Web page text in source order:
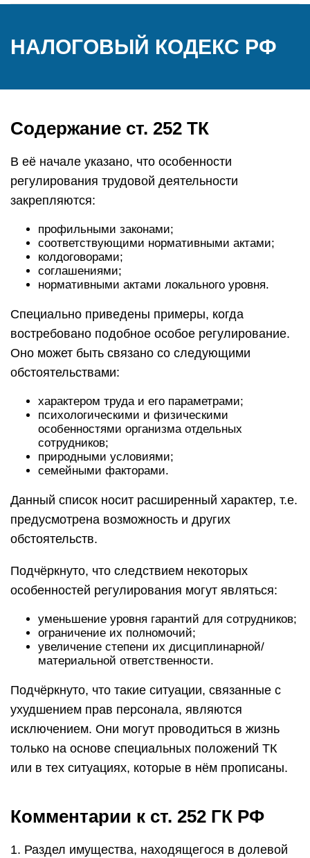
НАЛОГОВЫЙ КОДЕКС РФ
Содержание ст. 252 ТК
В её начале указано, что особенности
регулирования трудовой деятельности
закрепляются:
профильными законами;
соответствующими нормативными актами;
колдоговорами;
соглашениями;
нормативными актами локального уровня.
Специально приведены примеры, когда
востребовано подобное особое регулирование.
Оно может быть связано со следующими
обстоятельствами:
характером труда и его параметрами;
психологическими и физическими
особенностями организма отдельных
сотрудников;
природными условиями;
семейными факторами.
Данный список носит расширенный характер, т.е.
предусмотрена возможность и других
обстоятельств.
Подчёркнуто, что следствием некоторых
особенностей регулирования могут являться:
уменьшение уровня гарантий для сотрудников;
ограничение их полномочий;
увеличение степени их дисциплинарной/
материальной ответственности.
Подчёркнуто, что такие ситуации, связанные с
ухудшением прав персонала, являются
исключением. Они могут проводиться в жизнь
только на основе специальных положений ТК
или в тех ситуациях, которые в нём прописаны.
Комментарии к ст. 252 ГК РФ
1. Раздел имущества, находящегося в долевой